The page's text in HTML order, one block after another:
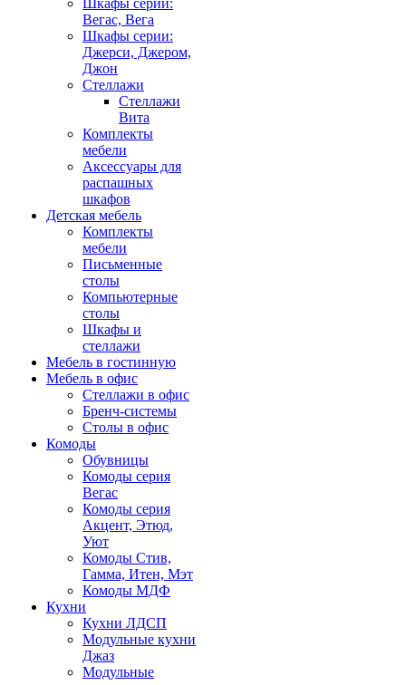
Шкафы серии:
Вегас, Вега
Шкафы серии:
Джерси, Джером,
Джон
Стеллажи
Стеллажи
Вита
Комплекты
мебели
Аксессуары для
распашных
шкафов
Детская мебель
Комплекты
мебели
Письменные
столы
Компьютерные
столы
Шкафы и
стеллажи
Мебель в гостинную
Мебель в офис
Стеллажи в офис
Бренч-системы
Столы в офис
Комоды
Обувницы
Комоды серия
Вегас
Комоды серия
Акцент, Этюд,
Уют
Комоды Стив,
Гамма, Итен, Мэт
Комоды МДФ
Кухни
Кухни ЛДСП
Модульные кухни
Джаз
Модульные